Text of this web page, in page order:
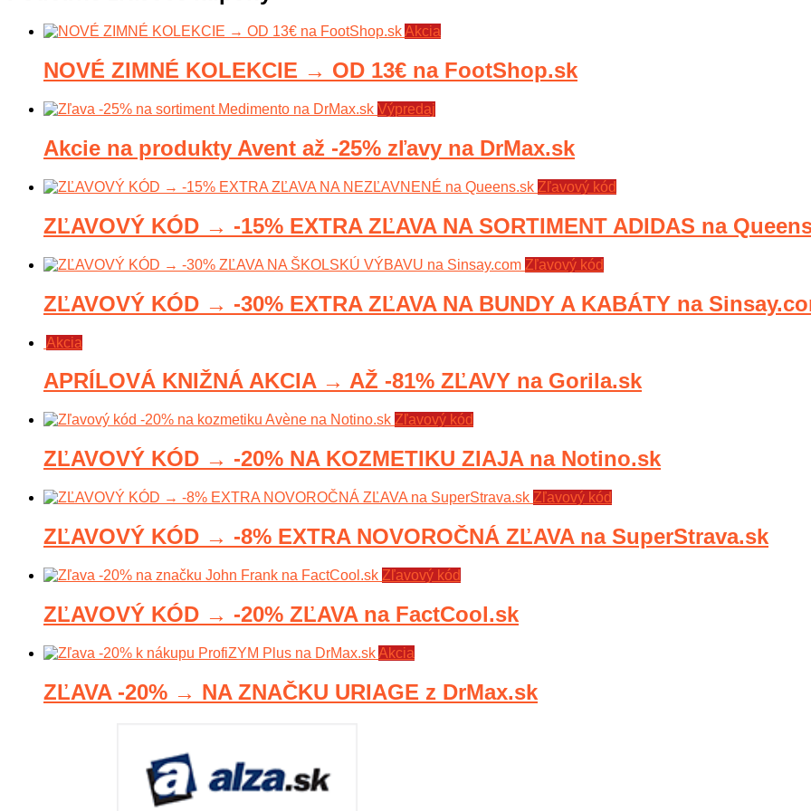
Akcia
NOVÉ ZIMNÉ KOLEKCIE → OD 13€ na FootShop.sk
Výpredaj
Akcie na produkty Avent až -25% zľavy na DrMax.sk
Zľavový kód
ZĽAVOVÝ KÓD → -15% EXTRA ZĽAVA NA SORTIMENT ADIDAS na
Zľavový kód
ZĽAVOVÝ KÓD → -30% EXTRA ZĽAVA NA BUNDY A KABÁTY na
Akcia
APRÍLOVÁ KNIŽNÁ AKCIA → AŽ -81% ZĽAVY na Gorila.sk
Zľavový kód
ZĽAVOVÝ KÓD → -20% NA KOZMETIKU ZIAJA na Notino.sk
Zľavový kód
ZĽAVOVÝ KÓD → -8% EXTRA NOVOROČNÁ ZĽAVA na SuperStrava.sk
Zľavový kód
ZĽAVOVÝ KÓD → -20% ZĽAVA na FactCool.sk
Akcia
ZĽAVA -20% → NA ZNAČKU URIAGE z DrMax.sk